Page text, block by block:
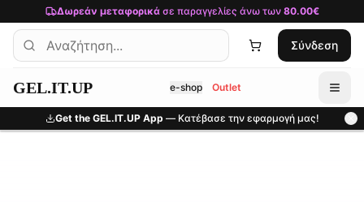
Μετάβαση στο κύριο περιεχόμενο
Δωρεάν μεταφορικάσε παραγγελίες άνω των 80.00€
Σύνδεση
GEL.IT.UP e-shop Outlet
Get the GEL.IT.UP App — Κατέβασε την εφαρμογή μας!